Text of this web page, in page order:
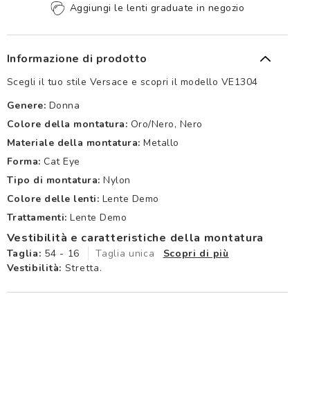
Aggiungi le lenti graduate in negozio
Informazione di prodotto
Scegli il tuo stile Versace e scopri il modello VE1304
Genere: Donna
Colore della montatura: Oro/nero, Nero
Materiale della montatura: Metallo
Forma: Cat Eye
Tipo di montatura: Nylon
Colore delle lenti: Lente Demo
Trattamenti: Lente Demo
Vestibilità e caratteristiche della montatura
Taglia: 54 - 16 Taglia unica
Scopri di più
Vestibilità: Stretta.